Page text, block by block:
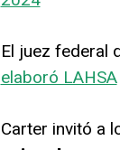
El juez federal
elaboró LAHSA
Carter invitó a